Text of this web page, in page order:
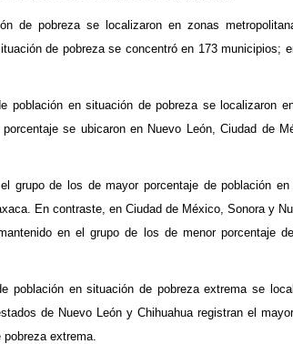
de pobreza se localizaron en zonas
de pobreza se concentró en 173 municipios;
población en situación de pobreza se localizaron
se ubicaron en Nuevo León, Ciudad de
grupo de los de mayor porcentaje de población
En contraste, en Ciudad de México, Sonora y
en el grupo de los de menor porcentaje
población en situación de pobreza extrema se
de Nuevo León y Chihuahua registran el
extrema.